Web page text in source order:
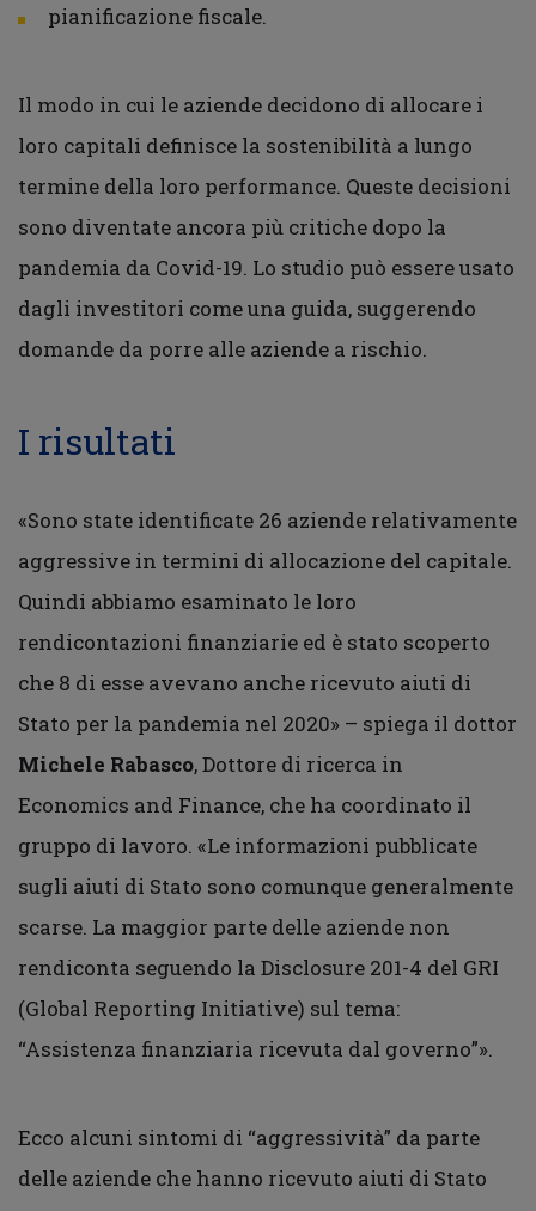
pianificazione fiscale.
Il modo in cui le aziende decidono di allocare i
loro capitali definisce la sostenibilità a lungo
termine della loro performance. Queste decisioni
sono diventate ancora più critiche dopo la
pandemia da Covid-19. Lo studio può essere usato
dagli investitori come una guida, suggerendo
domande da porre alle aziende a rischio.
I risultati
«Sono state identificate 26 aziende relativamente
aggressive in termini di allocazione del capitale.
Quindi abbiamo esaminato le loro
rendicontazioni finanziarie ed è stato scoperto
che 8 di esse avevano anche ricevuto aiuti di
Stato per la pandemia nel 2020» – spiega il dottor
Michele Rabasco, Dottore di ricerca in
Economics and Finance, che ha coordinato il
gruppo di lavoro. «Le informazioni pubblicate
sugli aiuti di Stato sono comunque generalmente
scarse. La maggior parte delle aziende non
rendiconta seguendo la Disclosure 201-4 del GRI
(Global Reporting Initiative) sul tema:
“Assistenza finanziaria ricevuta dal governo”».
Ecco alcuni sintomi di “aggressività” da parte
delle aziende che hanno ricevuto aiuti di Stato